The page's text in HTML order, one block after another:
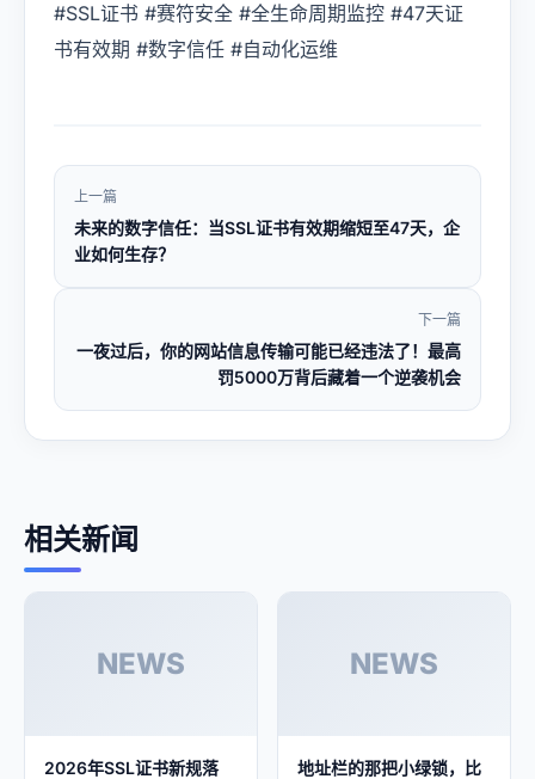
#SSL证书 #赛符安全 #全生命周期监控 #47天证
书有效期 #数字信任 #自动化运维
上一篇
未来的数字信任：当SSL证书有效期缩短至47天，企
业如何生存？
下一篇
一夜过后，你的网站信息传输可能已经违法了！最高
罚5000万背后藏着一个逆袭机会
相关新闻
NEWS
2026年SSL证书新规落
NEWS
地址栏的那把小绿锁，比